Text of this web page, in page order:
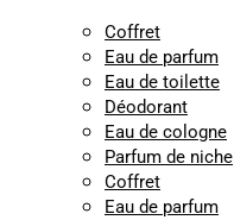
Coffret
Eau de parfum
Eau de toilette
Déodorant
Eau de cologne
Parfum de niche
Coffret
Eau de parfum